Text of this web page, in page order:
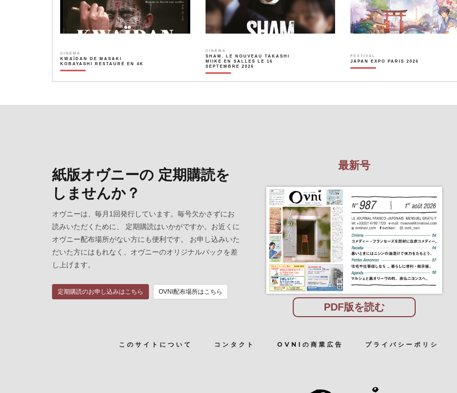
CINÉMA
KWAÏDAN DE MASAKI
KOBAYASHI RESTAURÉ EN 4K
CINÉMA
SHAM, LE NOUVEAU TAKASHI
MIIKE EN SALLES LE 16
SEPTEMBRE 2026
FESTIVAL
JAPAN EXPO PARIS 2026
紙版オヴニーの 定期購読を
しませんか？
オヴニーは、毎月1回発行しています。毎号欠かさずにお
読みいただくために、 定期購読はいかがですか。お近くに
オヴニー配布場所がない方にも便利です。 お申し込みいた
だいた方にはもれなく、オヴニーのオリジナルバックを差
し上げます。
定期購読のお申し込みはこちら OVNI配布場所はこちら
最新号
PDF版を読む
このサイトについて コンタクト OVNIの商業広告 プライバシーポリシ